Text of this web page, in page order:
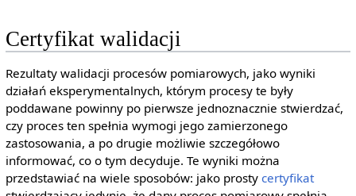
Certyfikat walidacji
Rezultaty walidacji procesów pomiarowych, jako wyniki
działań eksperymentalnych, którym procesy te były
poddawane powinny po pierwsze jednoznacznie stwierdzać,
czy proces ten spełnia wymogi jego zamierzonego
zastosowania, a po drugie możliwie szczegółowo
informować, co o tym decyduje. Te wyniki można
przedstawiać na wiele sposobów: jako prosty certyfikat